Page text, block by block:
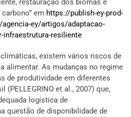
restauração dos biomas e
em https://publish-ey-prod-
ey/artigos/adaptacao-
infraestrutura-resiliente
existem vários riscos de
alimentar. As mudanças no regime
de produtividade em diferentes
(PELLEGRINO et al., 2007) que,
logística de
questão de disponibilidade de